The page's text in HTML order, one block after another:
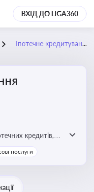
ВХІД ДО LIGA360
Іпотечне кредитування
кредитів,
на ринку житла
послуги